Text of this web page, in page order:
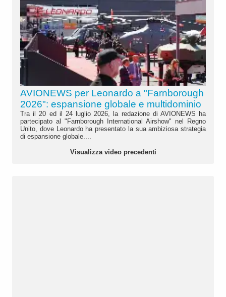
AVIONEWS per Leonardo a "Farnborough
2026": espansione globale e multidominio
Tra il 20 ed il 24 luglio 2026, la redazione di AVIONEWS ha
partecipato al "Farnborough International Airshow" nel Regno
Unito, dove Leonardo ha presentato la sua ambiziosa strategia
di espansione globale....
Visualizza video precedenti